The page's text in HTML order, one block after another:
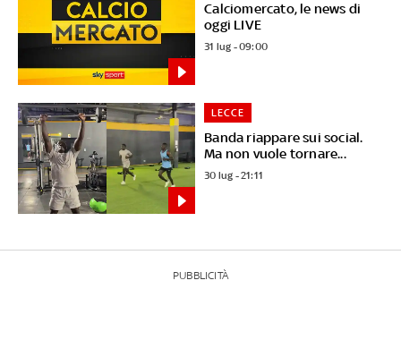
Calciomercato, le news di
oggi LIVE
31 lug - 09:00
Banda riappare sui social.
Ma non vuole tornare...
LECCE
30 lug - 21:11
PUBBLICITÀ